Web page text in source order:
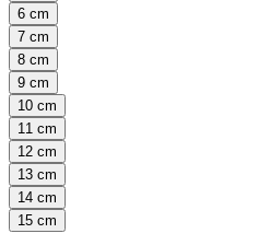
6 cm
7 cm
8 cm
9 cm
10 cm
11 cm
12 cm
13 cm
14 cm
15 cm